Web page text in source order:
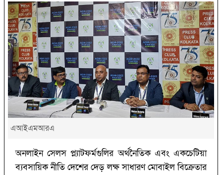
এআইএমআরএ
অনলাইন সেলস প্ল্যাটফর্মগুলির অর্থনৈতিক এবং একচেটিয়া
ব্যবসায়িক নীতি দেশের দেড় লক্ষ সাধারণ মোবাইল বিক্রেতার